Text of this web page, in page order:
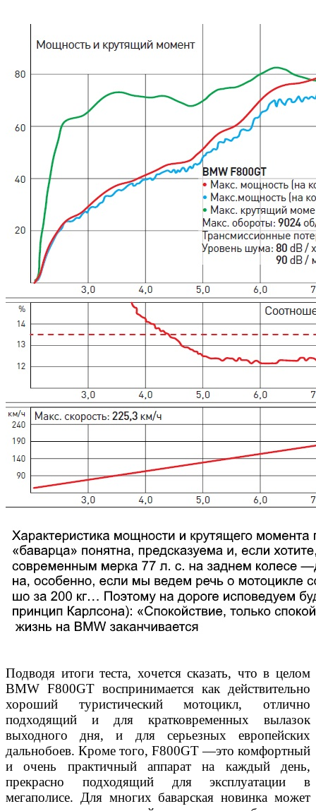
Подводя итоги теста, хочется сказать, что в целом
BMW F800GT воспринимается как действительно
хороший туристический мотоцикл, отлично
подходящий и для кратковременных вылазок
выходного дня, и для серьезных европейских
дальнобоев. Кроме того, F800GT —это комфортный
и очень практичный аппарат на каждый день,
прекрасно подходящий для эксплуатации в
мегаполисе. Для многих баварская новинка может